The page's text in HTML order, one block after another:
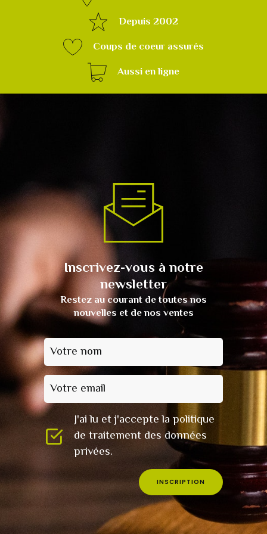
Depuis 2002
Coups de coeur assurés
Aussi en ligne
Inscrivez-vous à notre
newsletter
Restez au courant de toutes nos
nouvelles et de nos ventes
Votre nom
Votre email
J'ai lu et j'accepte la politique
de traitement des données
privées.
INSCRIPTION